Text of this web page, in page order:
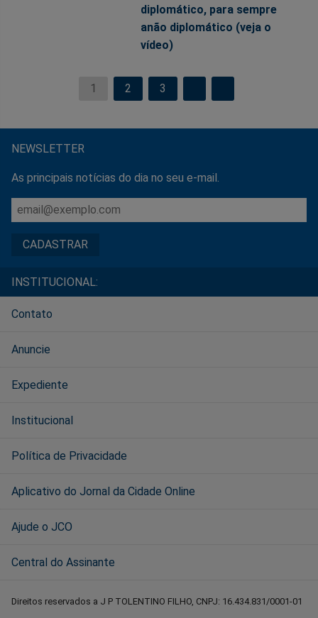
diplomático, para sempre
anão diplomático (veja o
vídeo)
1 2 3
NEWSLETTER
As principais notícias do dia no seu e-mail.
INSTITUCIONAL:
Contato
Anuncie
Expediente
Institucional
Política de Privacidade
Aplicativo do Jornal da Cidade Online
Ajude o JCO
Central do Assinante
Direitos reservados a J P TOLENTINO FILHO, CNPJ: 16.434.831/0001-01